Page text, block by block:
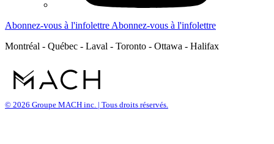
Abonnez-vous à l'infolettre Abonnez-vous à l'infolettre
Montréal - Québec - Laval - Toronto - Ottawa - Halifax
© 2026 Groupe MACH inc. | Tous droits réservés.